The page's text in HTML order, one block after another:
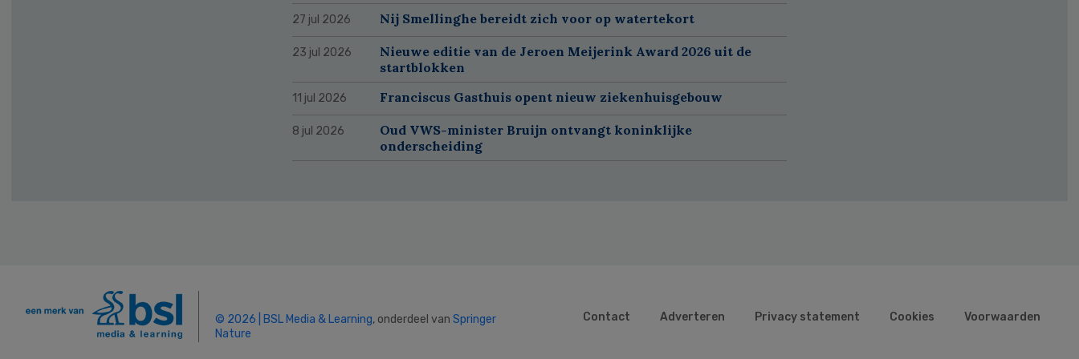
27 jul 2026 Nij Smellinghe bereidt zich voor op watertekort
23 jul 2026
Nieuwe editie van de Jeroen Meijerink Award 2026 uit de
startblokken
11 jul 2026 Franciscus Gasthuis opent nieuw ziekenhuisgebouw
8 jul 2026
Oud VWS-minister Bruijn ontvangt koninklijke
onderscheiding
© 2026 | BSL Media & Learning, onderdeel van Springer
Nature
Contact Adverteren Privacy statement Cookies Voorwaarden